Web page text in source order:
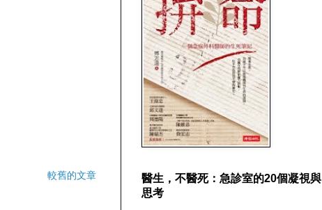
較舊的文章
醫生，不醫死：急診室的20個凝視與
思考